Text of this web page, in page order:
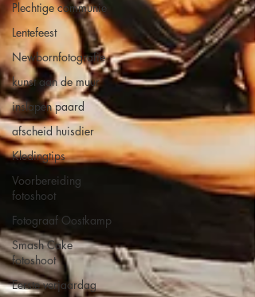
Plechtige communie
Lentefeest
Newbornfotografie
kunst aan de muur
inslapen paard
afscheid huisdier
Kledingtips
Voorbereiding
fotoshoot
Fotograaf Oostkamp
Smash Cake
fotoshoot
Eerste verjaardag